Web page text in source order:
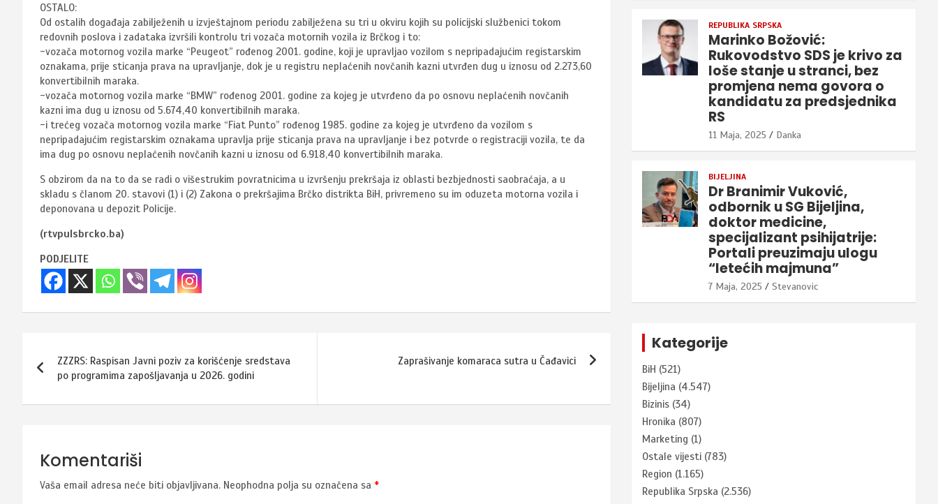
OSTALO:
Od ostalih događaja zabilježenih u izvještajnom periodu zabilježena su tri u okviru kojih su policijski službenici tokom
redovnih poslova i zadataka izvršili kontrolu tri vozača motornih vozila iz Brčkog i to:
-vozača motornog vozila marke “Peugeot” rođenog 2001. godine, koji je upravljao vozilom s nepripadajućim registarskim
oznakama, prije sticanja prava na upravljanje, dok je u registru neplaćenih novčanih kazni utvrđen dug u iznosu od 2.273,60
konvertibilnih maraka.
-vozača motornog vozila marke “BMW” rođenog 2001. godine za kojeg je utvrđeno da po osnovu neplaćenih novčanih
kazni ima dug u iznosu od 5.674,40 konvertibilnih maraka.
-i trećeg vozača motornog vozila marke “Fiat Punto” rođenog 1985. godine za kojeg je utvrđeno da vozilom s
nepripadajućim registarskim oznakama upravlja prije sticanja prava na upravljanje i bez potvrde o registraciji vozila, te da
ima dug po osnovu neplaćenih novčanih kazni u iznosu od 6.918,40 konvertibilnih maraka.
S obzirom da na to da se radi o višestrukim povratnicima u izvršenju prekršaja iz oblasti bezbjednosti saobraćaja, a u
skladu s članom 20. stavovi (1) i (2) Zakona o prekršajima Brčko distrikta BiH, privremeno su im oduzeta motorna vozila i
deponovana u depozit Policije.
(rtvpulsbrcko.ba)
PODJELITE
članaka
ZZZRS: Raspisan Javni poziv za korišćenje sredstava
po programima zapošljavanja u 2026. godini
Zaprašivanje komaraca sutra u Čađavici
Komentariši
Vaša email adresa neće biti objavljivana. Neophodna polja su označena sa *
REPUBLIKA SRPSKA
Marinko Božović:
Rukovodstvo SDS je krivo za
loše stanje u stranci, bez
promjena nema govora o
kandidatu za predsjednika
RS
11 Maja, 2025 Danka
BIJELJINA
Dr Branimir Vuković,
odbornik u SG Bijeljina,
doktor medicine,
specijalizant psihijatrije:
Portali preuzimaju ulogu
“letećih majmuna”
7 Maja, 2025 Stevanovic
Kategorije
BiH (521)
Bijeljina (4.547)
Bizinis (34)
Hronika (807)
Marketing (1)
Ostale vijesti (783)
Region (1.165)
Republika Srpska (2.536)